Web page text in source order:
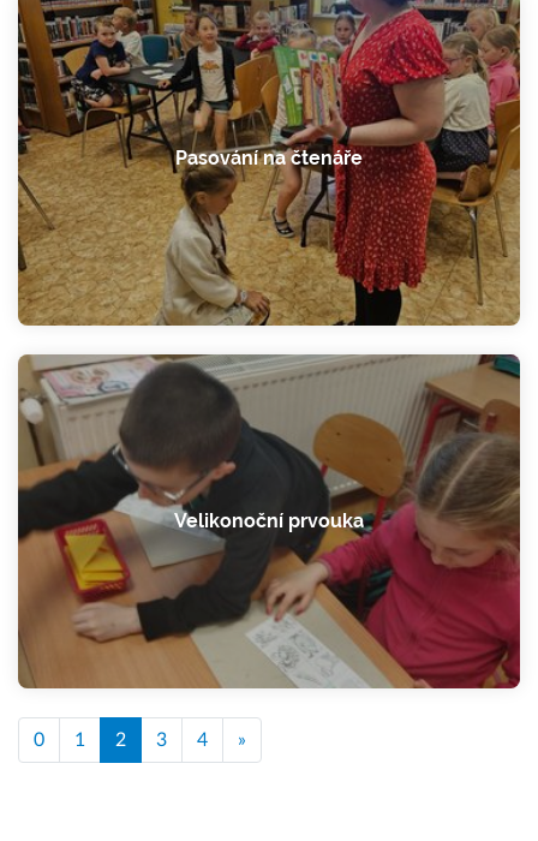
Pasování na čtenáře
Velikonoční prvouka
0 1 2 3 4 »